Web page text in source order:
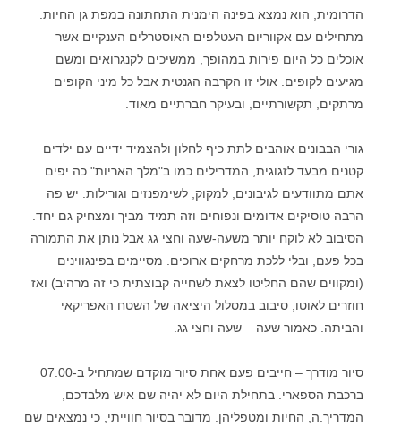
הדרומית, הוא נמצא בפינה הימנית התחתונה במפת גן החיות.
מתחילים עם אקווריום העטלפים האוסטרלים הענקיים אשר
אוכלים כל היום פירות במהופך, ממשיכים לקנגרואים ומשם
מגיעים לקופים. אולי זו הקרבה הגנטית אבל כל מיני הקופים
מרתקים, תקשורתיים, ובעיקר חברתיים מאוד.
גורי הבבונים אוהבים לתת כיף לחלון ולהצמיד ידיים עם ילדים
קטנים מבעד לזגוגית, המדרילים כמו ב"מלך האריות" כה יפים.
אתם מתוודעים לגיבונים, למקוק, לשימפנזים וגורילות. יש פה
הרבה טוסיקים אדומים ונפוחים וזה תמיד מביך ומצחיק גם יחד.
הסיבוב לא לוקח יותר משעה-שעה וחצי גג אבל נותן את התמורה
בכל פעם, ובלי ללכת מרחקים ארוכים. מסיימים בפינגווינים
(ומקווים שהם החליטו לצאת לשחייה קבוצתית כי זה מרהיב) ואז
חוזרים לאוטו, סיבוב במסלול היציאה של השטח האפריקאי
והביתה. כאמור שעה – שעה וחצי גג.
סיור מודרך – חייבים פעם אחת סיור מוקדם שמתחיל ב-07:00
ברכבת הספארי. בתחילת היום לא יהיה שם איש מלבדכם,
המדריך.ה, החיות ומטפליהן. מדובר בסיור חווייתי, כי נמצאים שם